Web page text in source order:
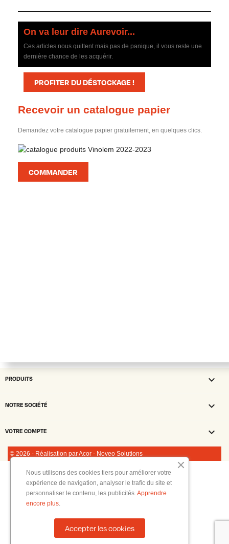
On va leur dire Aurevoir...
Ces articles nous quittent mais pas de panique, il vous reste une
dernière chance de les acquérir.
PROFITER DU DÉSTOCKAGE !
Recevoir un catalogue papier
Demandez votre catalogue papier gratuitement, en quelques clics.
COMMANDER
PRODUITS 
NOTRE SOCIÉTÉ 
VOTRE COMPTE 
© 2026 - Réalisation par Acor - Noveo Solutions
Nous utilisons des cookies tiers pour améliorer votre
expérience de navigation, analyser le trafic du site et
personnaliser le contenu, les publicités.Apprendre
encore plus.
Accepter les cookies